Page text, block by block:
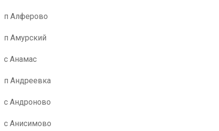
п Алферово
п Амурский
с Анамас
п Андреевка
с Андроново
с Анисимово